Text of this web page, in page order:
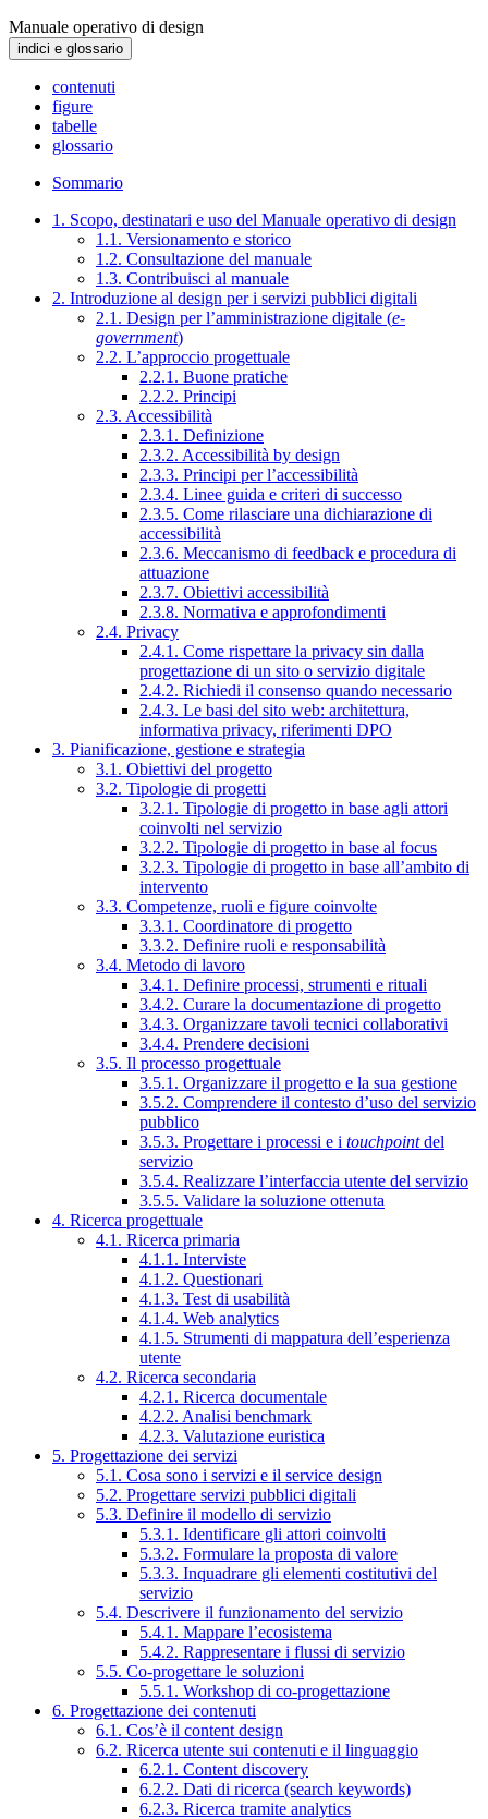
Manuale operativo di design
indici e glossario
contenuti
figure
tabelle
glossario
Sommario
1. Scopo, destinatari e uso del Manuale operativo di design
1.1. Versionamento e storico
1.2. Consultazione del manuale
1.3. Contribuisci al manuale
2. Introduzione al design per i servizi pubblici digitali
2.1. Design per l’amministrazione digitale (e-
government)
2.2. L’approccio progettuale
2.2.1. Buone pratiche
2.2.2. Principi
2.3. Accessibilità
2.3.1. Definizione
2.3.2. Accessibilità by design
2.3.3. Principi per l’accessibilità
2.3.4. Linee guida e criteri di successo
2.3.5. Come rilasciare una dichiarazione di
accessibilità
2.3.6. Meccanismo di feedback e procedura di
attuazione
2.3.7. Obiettivi accessibilità
2.3.8. Normativa e approfondimenti
2.4. Privacy
2.4.1. Come rispettare la privacy sin dalla
progettazione di un sito o servizio digitale
2.4.2. Richiedi il consenso quando necessario
2.4.3. Le basi del sito web: architettura,
informativa privacy, riferimenti DPO
3. Pianificazione, gestione e strategia
3.1. Obiettivi del progetto
3.2. Tipologie di progetti
3.2.1. Tipologie di progetto in base agli attori
coinvolti nel servizio
3.2.2. Tipologie di progetto in base al focus
3.2.3. Tipologie di progetto in base all’ambito di
intervento
3.3. Competenze, ruoli e figure coinvolte
3.3.1. Coordinatore di progetto
3.3.2. Definire ruoli e responsabilità
3.4. Metodo di lavoro
3.4.1. Definire processi, strumenti e rituali
3.4.2. Curare la documentazione di progetto
3.4.3. Organizzare tavoli tecnici collaborativi
3.4.4. Prendere decisioni
3.5. Il processo progettuale
3.5.1. Organizzare il progetto e la sua gestione
3.5.2. Comprendere il contesto d’uso del servizio
pubblico
3.5.3. Progettare i processi e i touchpointdel
servizio
3.5.4. Realizzare l’interfaccia utente del servizio
3.5.5. Validare la soluzione ottenuta
4. Ricerca progettuale
4.1. Ricerca primaria
4.1.1. Interviste
4.1.2. Questionari
4.1.3. Test di usabilità
4.1.4. Web analytics
4.1.5. Strumenti di mappatura dell’esperienza
utente
4.2. Ricerca secondaria
4.2.1. Ricerca documentale
4.2.2. Analisi benchmark
4.2.3. Valutazione euristica
5. Progettazione dei servizi
5.1. Cosa sono i servizi e il service design
5.2. Progettare servizi pubblici digitali
5.3. Definire il modello di servizio
5.3.1. Identificare gli attori coinvolti
5.3.2. Formulare la proposta di valore
5.3.3. Inquadrare gli elementi costitutivi del
servizio
5.4. Descrivere il funzionamento del servizio
5.4.1. Mappare l’ecosistema
5.4.2. Rappresentare i flussi di servizio
5.5. Co-progettare le soluzioni
5.5.1. Workshop di co-progettazione
6. Progettazione dei contenuti
6.1. Cos’è il content design
6.2. Ricerca utente sui contenuti e il linguaggio
6.2.1. Content discovery
6.2.2. Dati di ricerca (search keywords)
6.2.3. Ricerca tramite analytics